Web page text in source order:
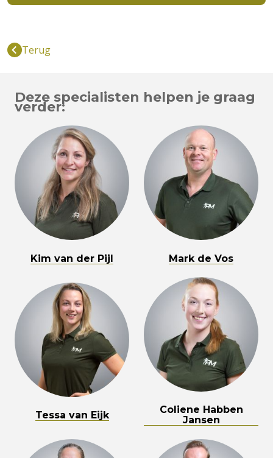
Terug
Deze specialisten helpen je graag
verder:
Kim van der Pijl Mark de Vos
Tessa van Eijk
Coliene Habben
Jansen